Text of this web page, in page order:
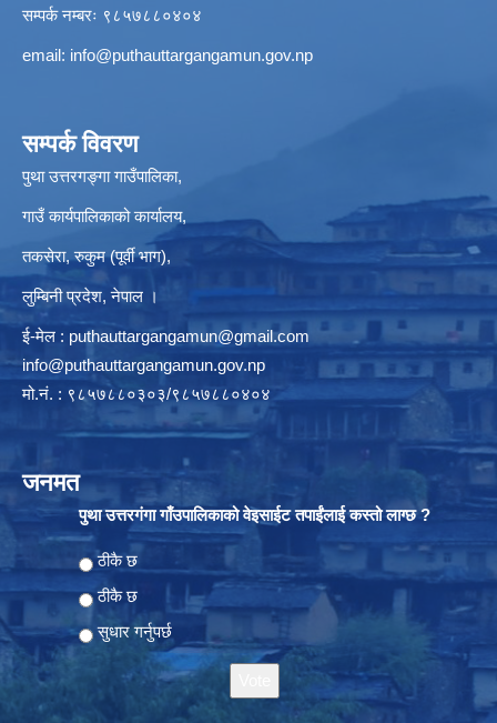
सम्पर्क नम्बरः ९८५७८८०४०४
email: info@puthauttargangamun.gov.np
सम्पर्क विवरण
पुथा उत्तरगङ्गा गाउँपालिका,
गाउँ कार्यपालिकाको कार्यालय,
तकसेरा, रुकुम (पूर्वी भाग),
लुम्बिनी प्रदेश, नेपाल ।
ई-मेल : puthauttargangamun@gmail.com
info@puthauttargangamun.gov.np
मो.नं. : ९८५७८८०३०३/९८५७८८०४०४
जनमत
पुथा उत्तरगंगा गाँउपालिकाको वेइसाईट तपाईंलाई कस्तो लाग्छ ?
Choices
ठीकै छ
ठीकै छ
सुधार गर्नुपर्छ